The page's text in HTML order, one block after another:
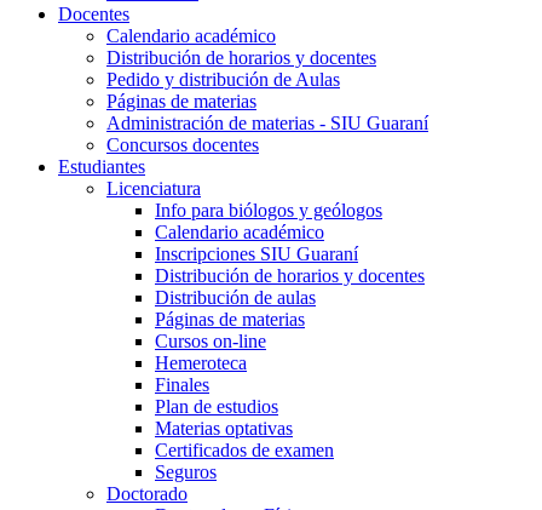
Docentes
Calendario académico
Distribución de horarios y docentes
Pedido y distribución de Aulas
Páginas de materias
Administración de materias - SIU Guaraní
Concursos docentes
Estudiantes
Licenciatura
Info para biólogos y geólogos
Calendario académico
Inscripciones SIU Guaraní
Distribución de horarios y docentes
Distribución de aulas
Páginas de materias
Cursos on-line
Hemeroteca
Finales
Plan de estudios
Materias optativas
Certificados de examen
Seguros
Doctorado